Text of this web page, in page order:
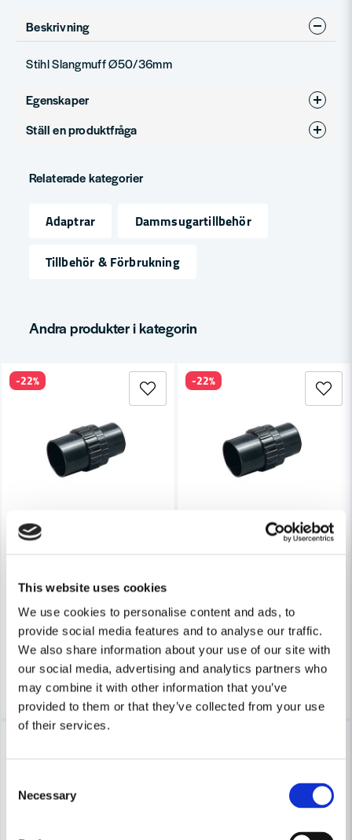
This website uses cookies
We use cookies to personalise content and ads, to
provide social media features and to analyse our traffic.
We also share information about your use of our site with
our social media, advertising and analytics partners who
may combine it with other information that you’ve
provided to them or that they’ve collected from your use
of their services.
Selection
Necessary
Beskrivning
Stihl Slangmuff Ø50/36mm
Egenskaper
Produkttyp
Ställ en produktfråga
Fråga oss något om denna produkten...
Namn
Ja, ni får publicera min fråga
Relaterade kategorier
Adaptrar
Dammsugartillbehör
Tillbehör & Förbrukning
Andra produkter i kategorin
265 kr
208 kr
Leveranstid ifrån leverantör ca
7-10 arbetsdagar
Köp
-22%
248 kr
194 kr
Leveranstid ifrån leverantör ca
7-10 arbetsdagar
Köp
-22%